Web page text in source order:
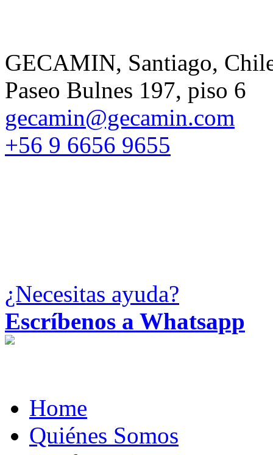
GECAMIN, Santiago,
Paseo Bulnes 197, piso 6
gecamin@gecamin.com
+56 9 6656 9655
¿Necesitas ayuda?
Escríbenos a Whatsapp
Home
Quiénes Somos